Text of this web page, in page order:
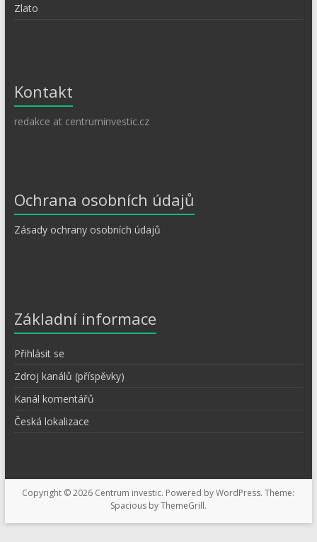
Zlato
Kontakt
redakce at centruminvestic.cz
Ochrana osobních údajů
Zásady ochrany osobních údajů
Základní informace
Přihlásit se
Zdroj kanálů (příspěvky)
Kanál komentářů
Česká lokalizace
Copyright © 2026 Centrum investic. Powered byWordPress. Theme:
Spacious byThemeGrill.